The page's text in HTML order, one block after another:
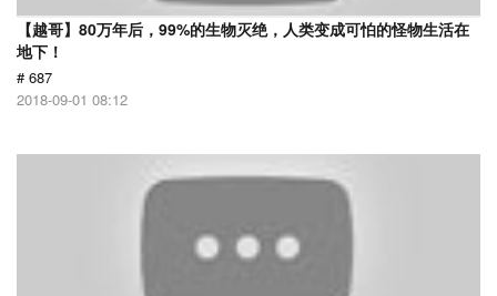
【越哥】80万年后，99%的生物灭绝，人类变成可怕的怪物生活在
地下！
# 687
2018-09-01 08:12